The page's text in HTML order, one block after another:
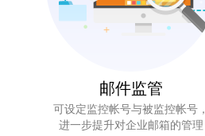
邮件监管
可设定监控帐号与被监控帐号，
进一步提升对企业邮箱的管理